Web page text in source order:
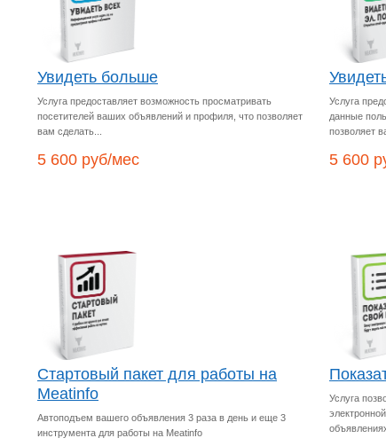
Увидеть больше
Услуга предоставляет возможность просматривать
посетителей ваших объявлений и профиля, что позволяет
вам сделать...
5 600 руб/мес
Услуга
данные
позволяет
5 600
Стартовый пакет для работы на
Meatinfo
Автоподъем вашего объявления 3 раза в день и еще 3
инструмента для работы на Meatinfo
Услуга